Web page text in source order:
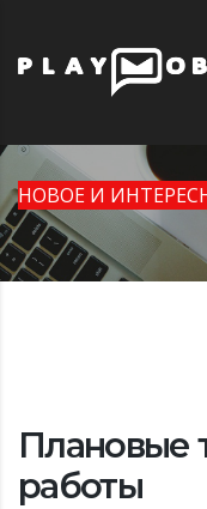
НОВОЕ И
Плановые
работы